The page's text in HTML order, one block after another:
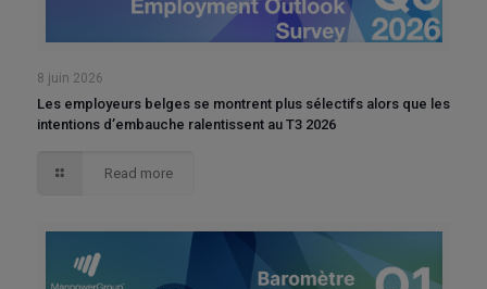
8 juin 2026
Les employeurs belges se montrent plus sélectifs alors que les
intentions d’embauche ralentissent au T3 2026
Read more